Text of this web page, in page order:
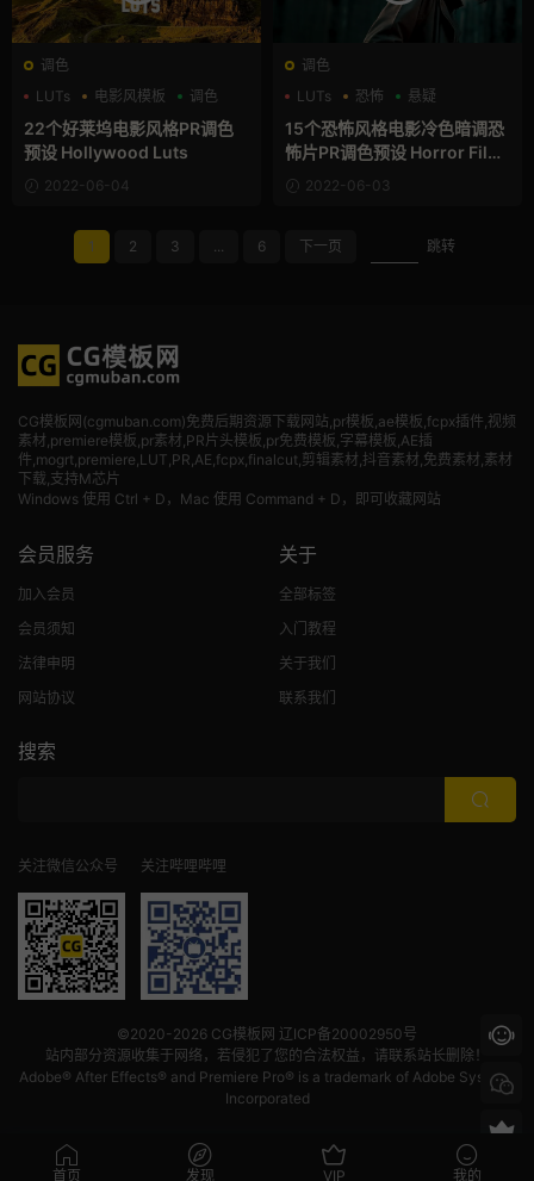
调色
LUTs
电影风模板 调色
22个好莱坞电影风格PR调色
预设 Hollywood Luts
2022-06-04
调色
LUTs
恐怖 悬疑
15个恐怖风格电影冷色暗调恐
怖片PR调色预设 Horror Film
Color Grades LUTs
2022-06-03
1 2 3 ... 6 下一页 跳转
CG模板网(cgmuban.com)免费后期资源下载网站,pr模板,ae模板,fcpx插件,视频
素材,premiere模板,pr素材,PR片头模板,pr免费模板,字幕模板,AE插
件,mogrt,premiere,LUT,PR,AE,fcpx,finalcut,剪辑素材,抖音素材,免费素材,素材
下载,支持M芯片
Windows 使用 Ctrl + D，Mac 使用 Command + D，即可收藏网站
会员服务
加入会员
会员须知
法律申明
网站协议
关于
全部标签
入门教程
关于我们
联系我们
搜索
关注微信公众号 关注哔哩哔哩
©2020-2026 CG模板网 辽ICP备20002950号
站内部分资源收集于网络，若侵犯了您的合法权益，请联系站长删除！
Adobe® After Effects® and Premiere Pro® is a trademark of Adobe Systems
Incorporated
首页 发现 VIP 我的